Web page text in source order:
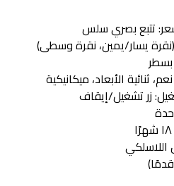
تتبع بصري سلس
بسطر
ثنائية الأبعاد، ميكانيكية
زر تشغيل/إيقاف
اللاسلكي